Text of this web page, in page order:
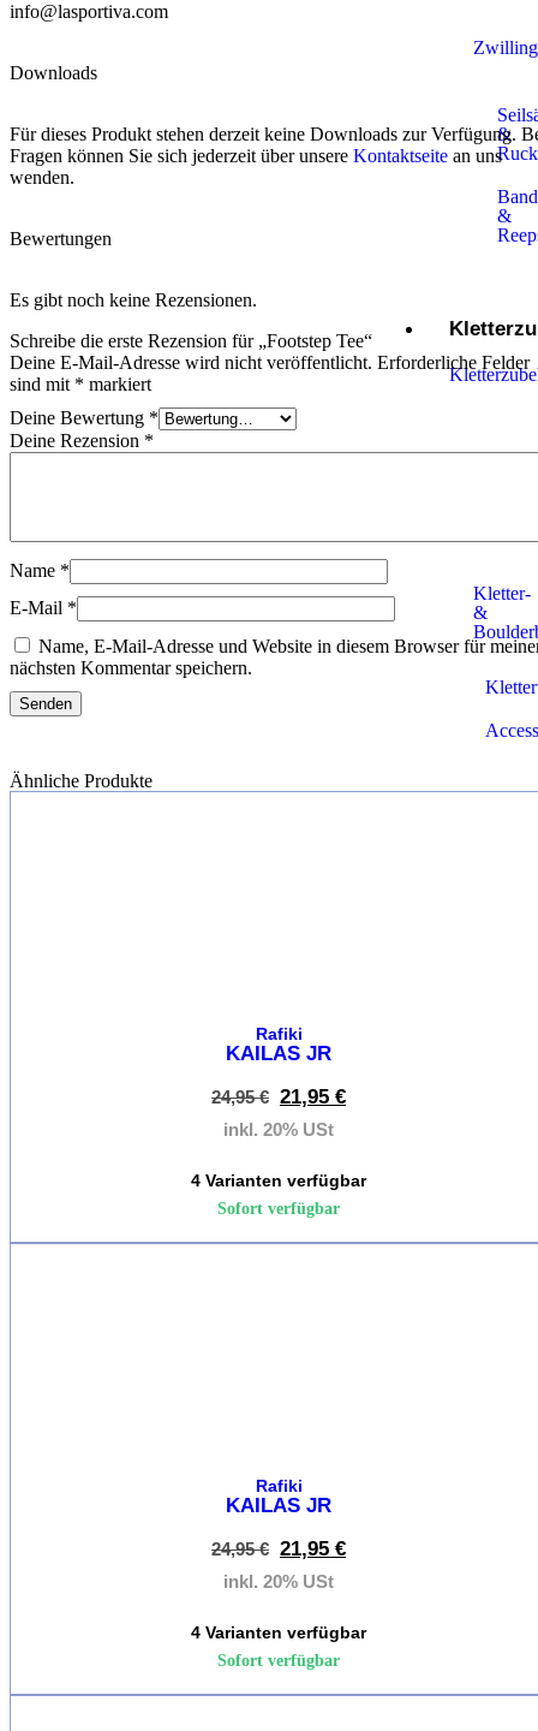
&
&
Kletter-
&
info@lasportiva.com
Downloads
Für dieses Produkt stehen derzeit keine Downloads zur Verfügung.
Fragen können Sie sich jederzeit über unsere Kontaktseite an uns
wenden.
Bewertungen
Es gibt noch keine Rezensionen.
Schreibe die erste Rezension für „Footstep Tee“
Deine E-Mail-Adresse wird nicht veröffentlicht. Erforderliche Felder
sind mit * markiert
Deine Bewertung *
Deine Rezension *
Name *
E-Mail *
Name, E-Mail-Adresse und Website in diesem Browser für
nächsten Kommentar speichern.
Ähnliche Produkte
Rafiki
KAILAS JR
24,95€ 21,95 €
inkl. 20% USt
4 Varianten verfügbar
Sofort verfügbar
Rafiki
KAILAS JR
24,95€ 21,95 €
inkl. 20% USt
4 Varianten verfügbar
Sofort verfügbar